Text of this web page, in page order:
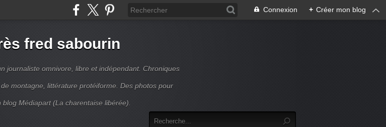
Connexion + Créer mon blog
fred sabourin
journaliste omnivore, libre et indépendant. Chroniques
montagne, littérature protéiforme. Des photos pour
Médiapart (La charentaise libérée).